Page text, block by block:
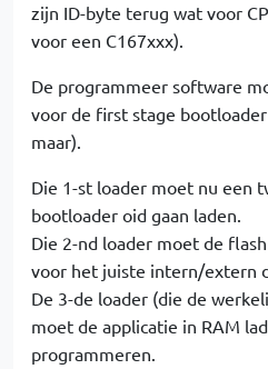
zijn ID-byte terug wat voor
voor een C167xxx).
De programmeer software
voor de first stage
maar).
Die 1-st loader moet nu een
bootloader oid gaan laden.
Die 2-nd loader moet de
voor het juiste intern/extern
De 3-de loader (die de
moet de applicatie in RAM
programmeren.